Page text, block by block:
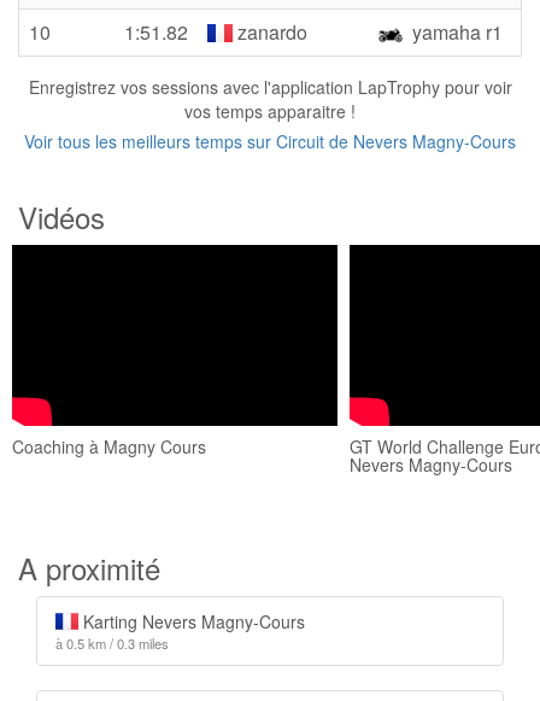
10
1:51.82 zanardo yamaha r1
Enregistrez vos sessions avec l'application LapTrophy pour voir
vos temps apparaitre !
Voir tous les meilleurs temps sur Circuit de Nevers Magny-Cours
Vidéos
Coaching à Magny Cours GT World Challenge
Nevers Magny-Cours
A proximité
Karting Nevers Magny-Cours
à 0.5 km / 0.3 miles